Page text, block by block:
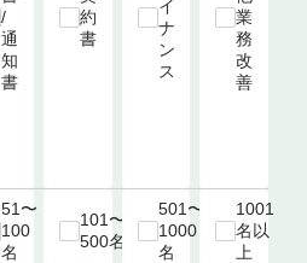
/
通
知
書
約
書
イ
ナ
ン
ス
業
務
改
善
51〜
100
名
101〜
500名
501〜
1000
名
1001
名以
上